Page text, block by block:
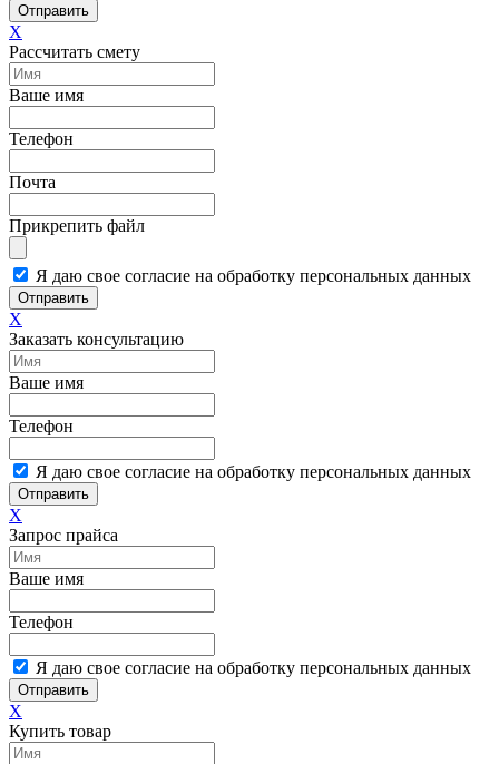
Отправить
X
Рассчитать смету
Ваше имя
Телефон
Почта
Прикрепить файл
Я даю свое согласие на обработку персональных данных
Отправить
X
Заказать консультацию
Ваше имя
Телефон
Я даю свое согласие на обработку персональных данных
Отправить
X
Запрос прайса
Ваше имя
Телефон
Я даю свое согласие на обработку персональных данных
Отправить
X
Купить товар